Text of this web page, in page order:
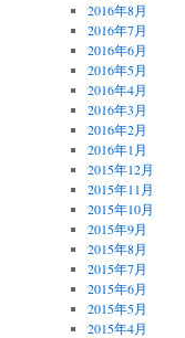
2016年8月
2016年7月
2016年6月
2016年5月
2016年4月
2016年3月
2016年2月
2016年1月
2015年12月
2015年11月
2015年10月
2015年9月
2015年8月
2015年7月
2015年6月
2015年5月
2015年4月